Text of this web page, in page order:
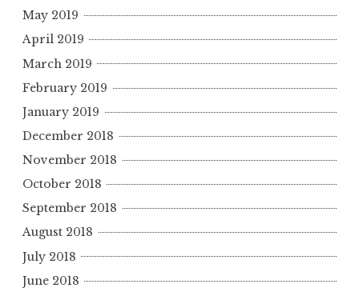
May 2019
April 2019
March 2019
February 2019
January 2019
December 2018
November 2018
October 2018
September 2018
August 2018
July 2018
June 2018